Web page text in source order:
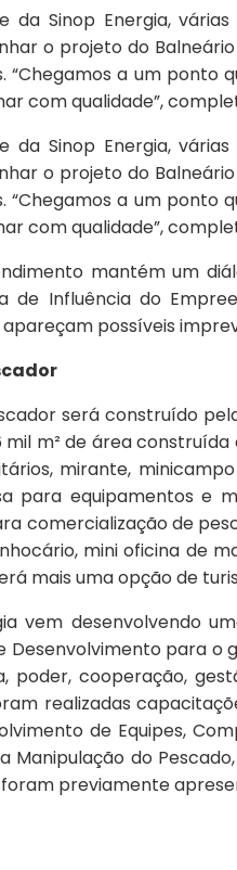
Sinop Energia,
o projeto do
“Chegamos a um ponto
com qualidade”,
Sinop Energia,
o projeto do
“Chegamos a um ponto
com qualidade”,
mantém um
de Influência do
possíveis
será construído
mil m² de área
mirante,
para equipamentos e
comercialização de
mini oficina de
mais uma opção de
vem desenvolvendo
Desenvolvimento para
poder, cooperação,
realizadas
de Equipes,
Manipulação do
previamente